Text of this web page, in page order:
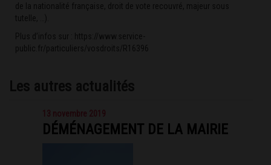
de la nationalité française, droit de vote recouvré, majeur sous
tutelle, …).
Plus d’infos sur :
https://www.service-
public.fr/particuliers/vosdroits/R16396
Les autres actualités
13 novembre 2019
DÉMÉNAGEMENT DE LA MAIRIE